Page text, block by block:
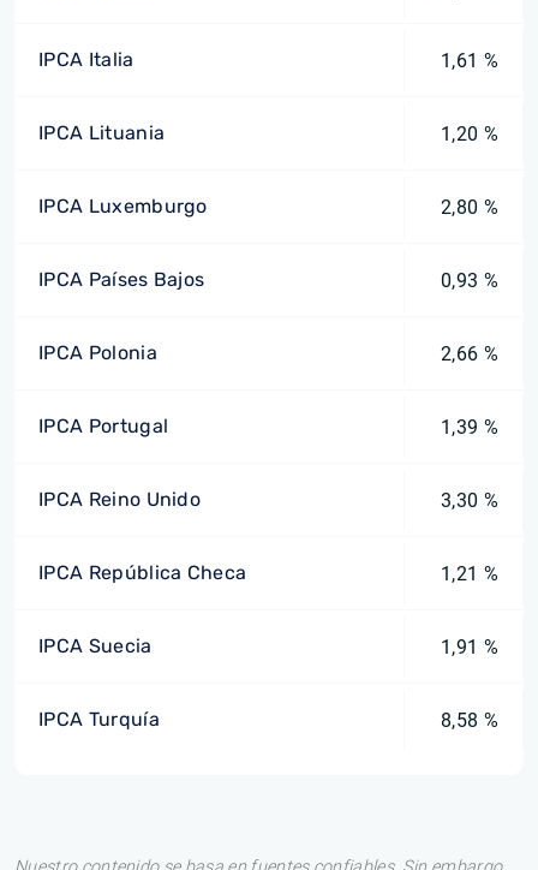
IPCA Italia 1,61 %
IPCA Lituania 1,20 %
IPCA Luxemburgo 2,80 %
IPCA Países Bajos 0,93 %
IPCA Polonia 2,66 %
IPCA Portugal 1,39 %
IPCA Reino Unido 3,30 %
IPCA República Checa 1,21 %
IPCA Suecia 1,91 %
IPCA Turquía 8,58 %